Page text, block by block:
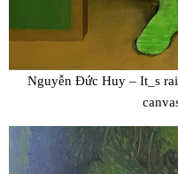
Nguyễn Đức Huy – It_s